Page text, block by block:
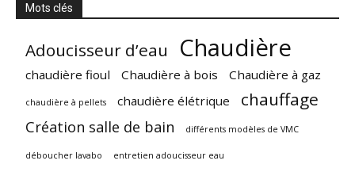
Mots clés
Adoucisseur d’eau Chaudière
chaudière fioul Chaudière à bois Chaudière à gaz
chaudière à pellets chaudière élétrique chauffage
Création salle de bain différents modèles de VMC
déboucher lavabo entretien adoucisseur eau